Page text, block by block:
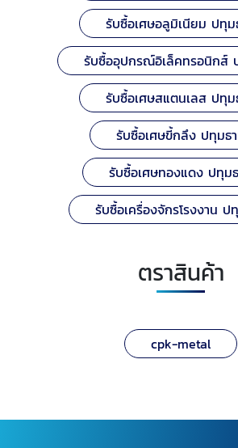
รับซื้อเศษอลูมิเนียม ปทุม
รับซื้ออุปกรณ์อิเล็คทรอนิกส์
รับซื้อเศษสแตนเลส ปทุม
รับซื้อเศษขี้กลึง ปทุมธ
รับซื้อเศษทองแดง ปทุม
รับซื้อเครื่องจักรโรงงาน ป
ตราสินค้า
cpk-metal